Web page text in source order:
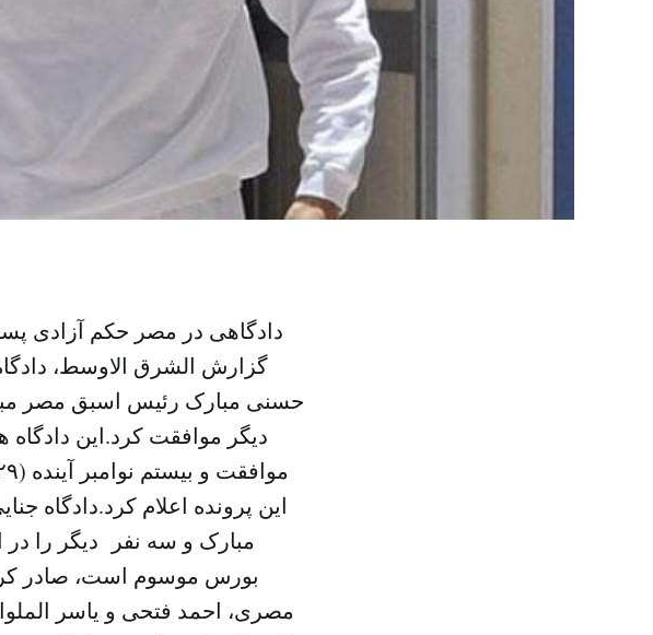
دادگاهی در مصر حکم آزادی
گزارش الشرق الاوسط،
حسنی مبارک رئیس اسبق مصر
دیگر موافقت کرد.این
این پرونده اعلام کرد.دادگاه
مبارک و سه نفر دیگر را در
بورس موسوم است، صادر
مصری، احمد فتحی و یاسر